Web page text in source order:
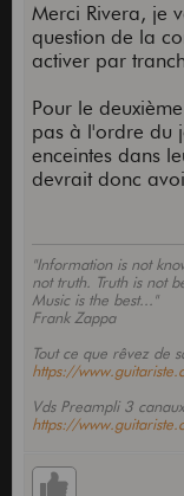
Merci Rivera, je
question de la
activer par
Pour le
pas à l'ordre du
enceintes dans
devrait donc
"Information is not
not truth. Truth is not
Music is the best..."
Frank Zappa
Tout ce que rêvez de
https://
Vds Preampli 3
https://